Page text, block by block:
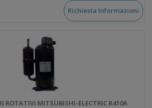
Richiesta Informazioni
ROTATIVI MITSUBISHI-ELECTRIC R410A